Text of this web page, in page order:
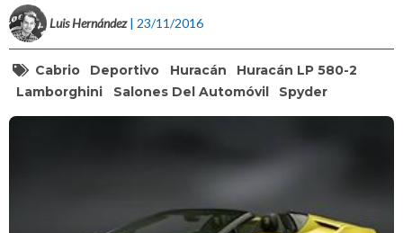
Luis Hernández | 23/11/2016
Cabrio Deportivo Huracán
Huracán LP 580-2
Lamborghini
Salones Del Automóvil Spyder